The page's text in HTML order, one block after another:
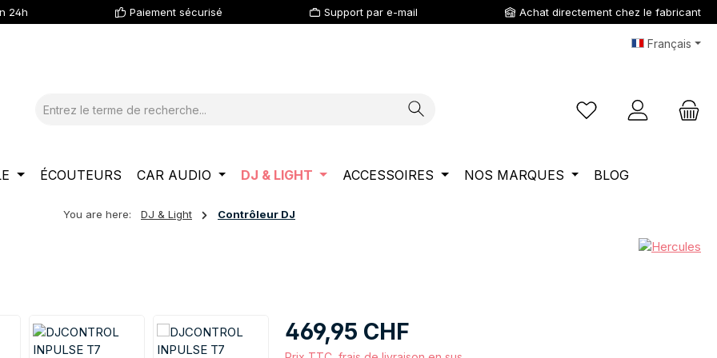
24h Paiement sécurisé Support par e-mail Achat directement chez le fabricant
Français
Vous avez 0 articles
ÉCOUTEURS CAR AUDIO DJ & LIGHT ACCESSOIRES NOS MARQUES BLOG
You are here: DJ & Light Contrôleur DJ
Prix régulier :
469,95 CHF